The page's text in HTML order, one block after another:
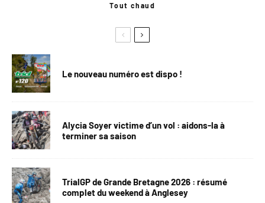
Tout chaud
Le nouveau numéro est dispo !
Alycia Soyer victime d’un vol : aidons-la à
terminer sa saison
TrialGP de Grande Bretagne 2026 : résumé
complet du weekend à Anglesey